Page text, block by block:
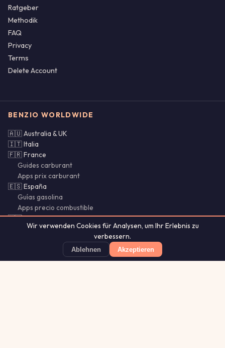
Ratgeber
Methodik
FAQ
Privacy
Terms
Delete Account
BENZIO WORLDWIDE
🇦🇺 Australia & UK
🇮🇹 Italia
🇫🇷 France
Guides carburant
Apps prix carburant
🇪🇸 España
Guías gasolina
Apps precio combustible
🇵🇹 Portugal & Brasil
🌍 SI · CY · LU · MX · CL
Guías Chile
Wir verwenden Cookies für Analysen, um Ihr Erlebnis zu
verbessern.
Ablehnen Akzeptieren